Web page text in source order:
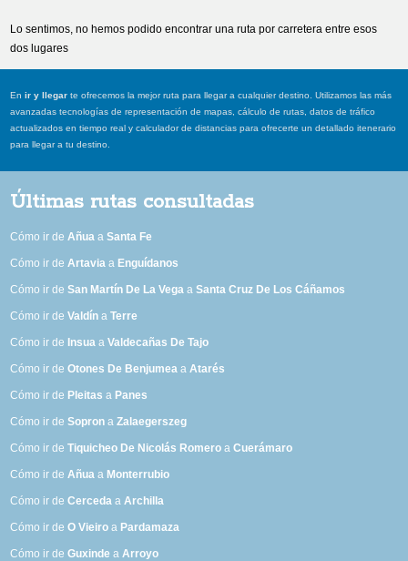
Lo sentimos, no hemos podido encontrar una ruta por carretera entre esos
dos lugares
Enir y llegar te ofrecemos la mejor ruta para llegar a cualquier destino. Utilizamos las más
avanzadas tecnologías de representación de mapas, cálculo de rutas, datos de tráfico
actualizados en tiempo real y calculador de distancias para ofrecerte un detallado itenerario
para llegar a tu destino.
Últimas rutas consultadas
Cómo ir deAñua aSanta Fe
Cómo ir deArtavia a Enguídanos
Cómo ir deSan Martín De La Vega aSanta Cruz De Los Cáñamos
Cómo ir deValdín aTerre
Cómo ir de Insua aValdecañas De Tajo
Cómo ir deOtones De Benjumea aAtarés
Cómo ir de Pleitas a Panes
Cómo ir deSopron aZalaegerszeg
Cómo ir deTiquicheo De Nicolás Romero aCuerámaro
Cómo ir deAñua a Monterrubio
Cómo ir deCerceda aArchilla
Cómo ir deO Vieiro a Pardamaza
Cómo ir deGuxinde aArroyo